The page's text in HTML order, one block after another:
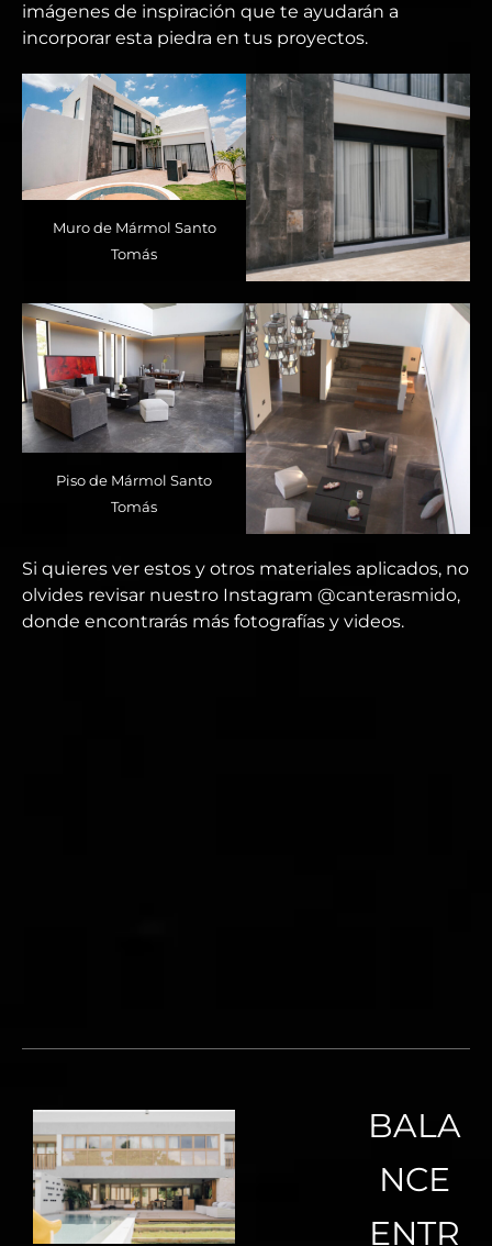
imágenes de inspiración que te ayudarán a
incorporar esta piedra en tus proyectos.
Muro de Mármol Santo
Tomás
Piso de Mármol Santo
Tomás
Si quieres ver estos y otros materiales aplicados, no
olvides revisar nuestro Instagram @canterasmido,
donde encontrarás más fotografías y videos.
BALA
NCE
ENTR